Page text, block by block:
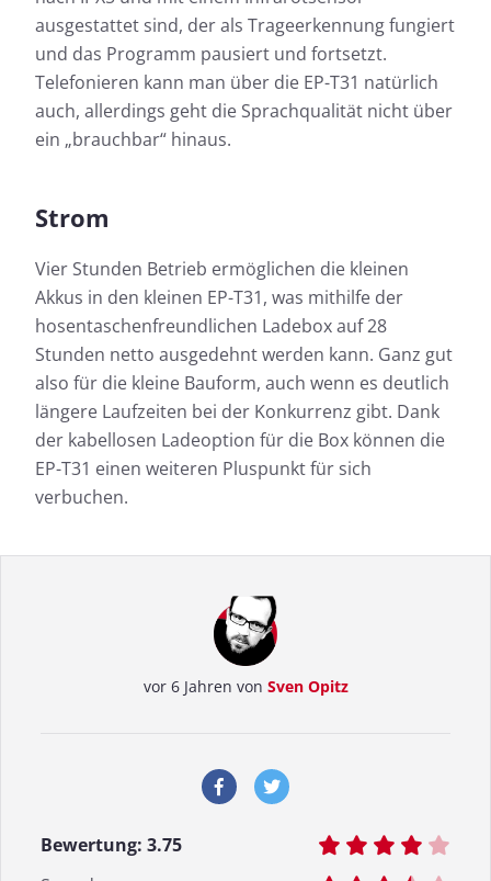
ausgestattet sind, der als Trageerkennung fungiert
und das Programm pausiert und fortsetzt.
Telefonieren kann man über die EP-T31 natürlich
auch, allerdings geht die Sprachqualität nicht über
ein „brauchbar“ hinaus.
Strom
Vier Stunden Betrieb ermöglichen die kleinen
Akkus in den kleinen EP-T31, was mithilfe der
hosentaschenfreundlichen Ladebox auf 28
Stunden netto ausgedehnt werden kann. Ganz gut
also für die kleine Bauform, auch wenn es deutlich
längere Laufzeiten bei der Konkurrenz gibt. Dank
der kabellosen Ladeoption für die Box können die
EP-T31 einen weiteren Pluspunkt für sich
verbuchen.
vor 6 Jahren von Sven Opitz
Bewertung: 3.75